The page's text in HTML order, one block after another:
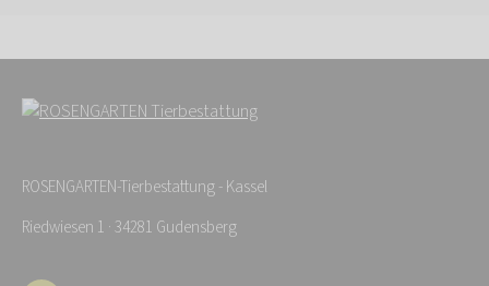
ROSENGARTEN-Tierbestattung - Kassel
Riedwiesen 1 · 34281 Gudensberg